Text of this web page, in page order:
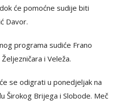
će pomoćne sudije biti
Davor.
programa sudiće Frano
i Veleža.
se odigrati u ponedjeljak na
Širokog Brijega i Slobode. Meč